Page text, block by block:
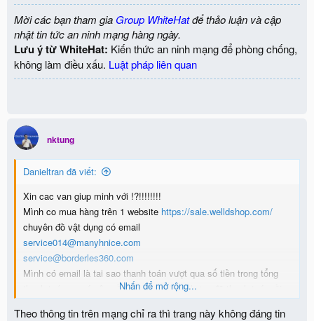
Mời các bạn tham gia Group WhiteHatđể thảo luận và cập
nhật tin tức an ninh mạng hàng ngày.
Lưu ý từ WhiteHat: Kiến thức an ninh mạng để phòng chống,
không làm điều xấu. Luật pháp liên quan
nktung
Danieltran đã viết:
Xin cac van giup minh với !?!!!!!!!!
Mình co mua hàng trên 1 website https://sale.welldshop.com/
chuyên đồ vật dụng có email
service014@manyhnice.com
service@borderles360.com
Mình có email là tai sao thanh toán vượt qua số tiền trong tổng
thanh toán va có yêu cầu hủy giao dịch nhưng đã thanh toán rồi
Nhấn để mở rộng...
Theo thông tin trên mạng chỉ ra thì trang này không đáng tin